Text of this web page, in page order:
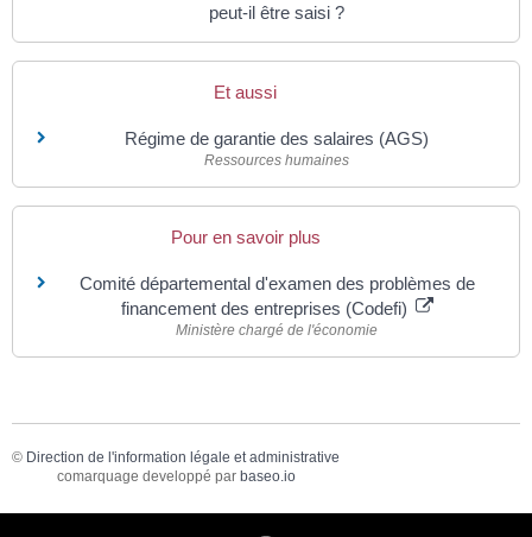
peut-il être saisi ?
Et aussi
Régime de garantie des salaires (AGS)
Ressources humaines
Pour en savoir plus
Comité départemental d'examen des problèmes de
financement des entreprises (Codefi)
Ministère chargé de l'économie
© Direction de l'information légale et administrative
comarquage developpé par baseo.io